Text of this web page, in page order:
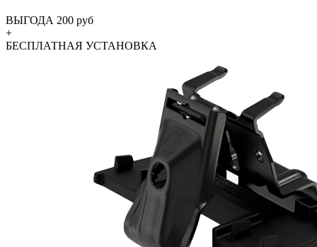
ВЫГОДА 200 руб
+
БЕСПЛАТНАЯ УСТАНОВКА